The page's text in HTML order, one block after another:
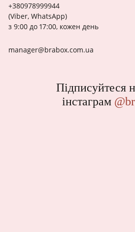
+380978999944
(Viber, WhatsApp)
з 9:00 до 17:00, кожен день
manager@brabox.com.ua
Підписуйтеся
інстаграм